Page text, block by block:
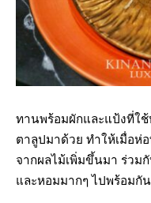
ทานพร้อมผักและแป้งที่ใ
ตาลูปมาด้วย ทำให้เมื่อห่
จากผลไม้เพิ่มขึ้นมา ร่วม
และหอมมากๆ ไปพร้อมกัน